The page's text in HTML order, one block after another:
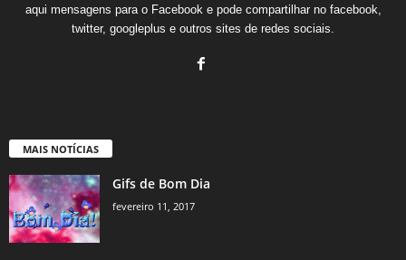
aqui mensagens para o Facebook e pode compartilhar no facebook,
twitter, googleplus e outros sites de redes sociais.
MAIS NOTÍCIAS
Gifs de Bom Dia
fevereiro 11, 2017